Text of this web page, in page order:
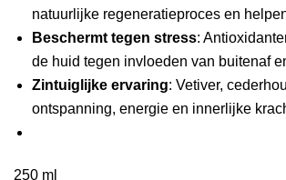
natuurlijke regeneratieproces en
Beschermt tegen stress:
de huid tegen invloeden van buitenaf
Zintuiglijke ervaring: Vetiver,
ontspanning, energie en innerlijke
250 ml